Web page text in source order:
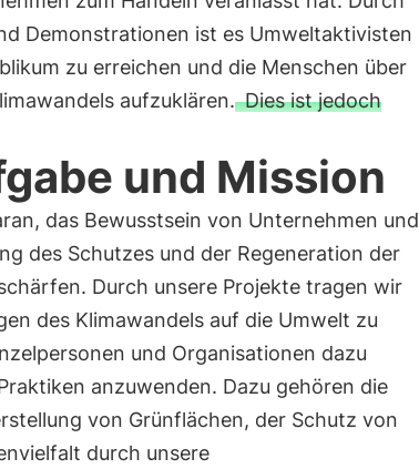
Demonstrationen ist es Umweltaktivisten
zu erreichen und die Menschen über
aufzuklären. Dies ist jedoch
und Mission
das Bewusstsein von Unternehmen und
des Schutzes und der Regeneration der
Durch unsere Projekte tragen wir
des Klimawandels auf die Umwelt zu
und Organisationen dazu
anzuwenden. Dazu gehören die
von Grünflächen, der Schutz von
durch unsere